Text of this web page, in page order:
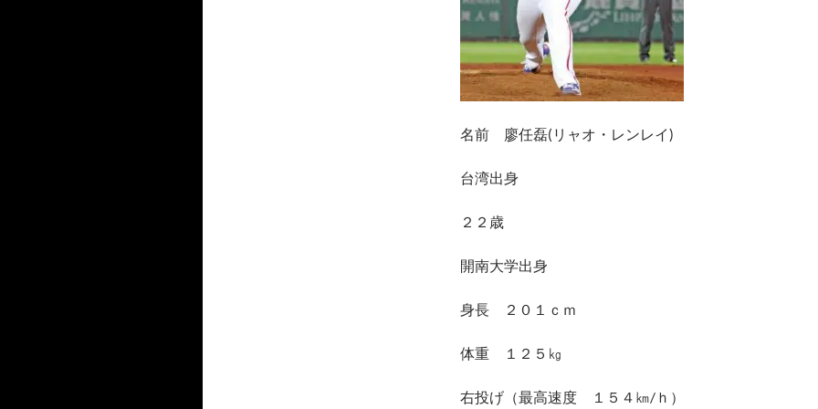
名前 廖任磊(リャオ・レンレイ)
台湾出身
２２歳
開南大学出身
身長 ２０１ｃｍ
体重 １２５㎏
右投げ（最高速度 １５４㎞/ｈ）